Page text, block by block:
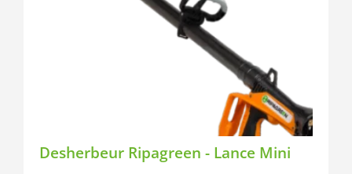
Desherbeur Ripagreen - Lance Mini